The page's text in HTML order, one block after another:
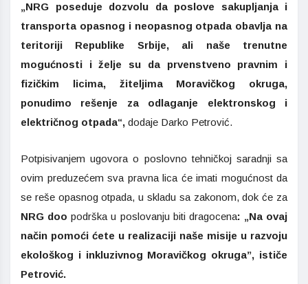
„NRG poseduje dozvolu da poslove sakupljanja i
transporta opasnog i neopasnog otpada obavlja na
teritoriji Republike Srbije, ali naše trenutne
mogućnosti i želje su da prvenstveno pravnim i
fizičkim licima, žiteljima Moravičkog okruga,
ponudimo rešenje za odlaganje elektronskog i
električnog otpada“, dodaje Darko Petrović.
Potpisivanjem ugovora o poslovno tehničkoj saradnji sa
ovim preduzećem sva pravna lica će imati mogućnost da
se reše opasnog otpada, u skladu sa zakonom, dok će za
NRG doo podrška u poslovanju biti dragocena: „Na ovaj
način pomoći ćete u realizaciji naše misije u razvoju
ekološkog i inkluzivnog Moravičkog okruga”, ističe
Petrović.